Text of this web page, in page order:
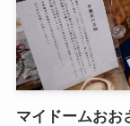
マイドームおお